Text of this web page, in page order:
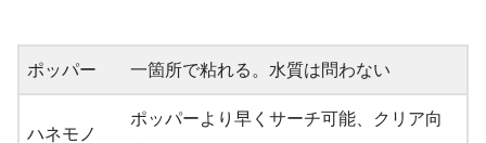
ポッパー 一箇所で粘れる。水質は問わない
ハネモノ
ポッパーより早くサーチ可能、クリア向